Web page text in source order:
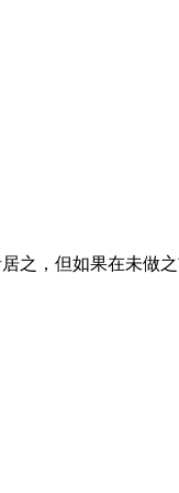
之，但如果在未做